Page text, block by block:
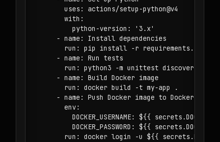
        uses: actions/setup-python@v4
        with:
          python-version: '3.x'
      - name: Install dependencies
        run: pip install -r requirements.txt
      - name: Run tests
        run: python3 -m unittest discover
      - name: Build Docker image
        run: docker build -t my-app .
      - name: Push Docker image to Docker Hub
        env:
DOCKER_USERNAME: ${{
DOCKER_PASSWORD: ${{
run: docker login -u ${{